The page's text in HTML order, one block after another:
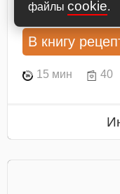
файлы cookie.
В книгу
15 мин 40